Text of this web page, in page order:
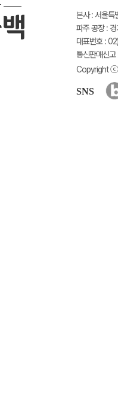
본사 : 서울
파주 공장 :
대표번호 :
통신판매신
Copyright ⓒ
SNS